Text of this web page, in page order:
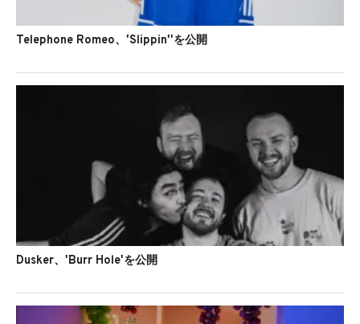
Telephone Romeo、'Slippin''を公開
Dusker、'Burr Hole'を公開